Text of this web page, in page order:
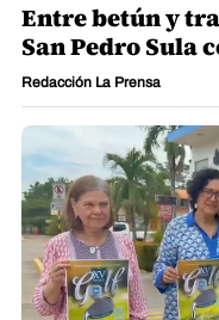
Entre betún y
San Pedro Sula
Redacción La Prensa